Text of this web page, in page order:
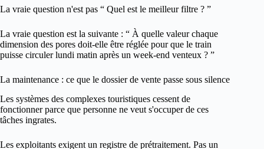
La vraie question n'est pas “ Quel est le meilleur filtre ? ”
La vraie question est la suivante : “ À quelle valeur chaque
dimension des pores doit-elle être réglée pour que le train
puisse circuler lundi matin après un week-end venteux ? ”
La maintenance : ce que le dossier de vente passe sous silence
Les systèmes des complexes touristiques cessent de
fonctionner parce que personne ne veut s'occuper de ces
tâches ingrates.
Les exploitants exigent un registre de prétraitement. Pas un